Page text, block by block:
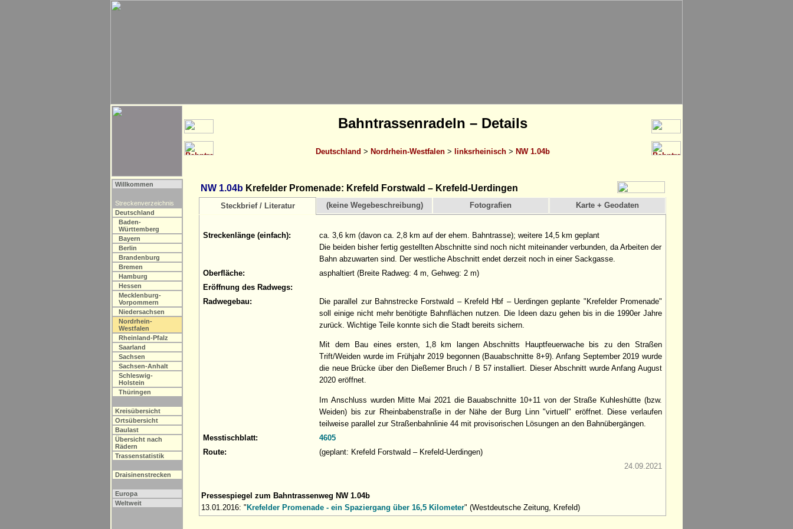
Bahntrassenradeln – Details
Deutschland > Nordrhein-Westfalen> linksrheinisch> NW 1.04b
Willkommen
Streckenverzeichnis
Deutschland
Baden-
Württemberg
Bayern
Berlin
Brandenburg
Bremen
Hamburg
Hessen
Mecklenburg-
Vorpommern
Niedersachsen
Nordrhein-
Westfalen
Rheinland-Pfalz
Saarland
Sachsen
Sachsen-Anhalt
Schleswig-
Holstein
Thüringen
Kreisübersicht
Ortsübersicht
Baulast
Übersicht nach
Rädern
Trassenstatistik
Draisinenstrecken
Europa
Weltweit
NW 1.04b Krefelder Promenade: Krefeld Forstwald – Krefeld-Uerdingen
Steckbrief / Literatur (keine Wegebeschreibung) Fotografien Karte + Geodaten
Streckenlänge (einfach):
ca. 3,6 km (davon ca. 2,8 km auf der ehem. Bahntrasse); weitere 14,5 km geplant
Die beiden bisher fertig gestellten Abschnitte sind noch nicht miteinander verbunden, da Arbeiten der
Bahn abzuwarten sind. Der westliche Abschnitt endet derzeit noch in einer Sackgasse.
Oberfläche:
asphaltiert (Breite Radweg: 4 m, Gehweg: 2 m)
Eröffnung des Radwegs:
Radwegebau:
Die parallel zur Bahnstrecke Forstwald – Krefeld Hbf – Uerdingen geplante "Krefelder Promenade"
soll einige nicht mehr benötigte Bahnflächen nutzen. Die Ideen dazu gehen bis in die 1990er Jahre
zurück. Wichtige Teile konnte sich die Stadt bereits sichern.
Mit dem Bau eines ersten, 1,8 km langen Abschnitts Hauptfeuerwache bis zu den Straßen
Trift/Weiden wurde im Frühjahr 2019 begonnen (Bauabschnitte 8+9). Anfang September 2019 wurde
die neue Brücke über den Dießemer Bruch / B 57 installiert. Dieser Abschnitt wurde Anfang August
2020 eröffnet.
Im Anschluss wurden Mitte Mai 2021 die Bauabschnitte 10+11 von der Straße Kuhleshütte (bzw.
Weiden) bis zur Rheinbabenstraße in der Nähe der Burg Linn "virtuell" eröffnet. Diese verlaufen
teilweise parallel zur Straßenbahnlinie 44 mit provisorischen Lösungen an den Bahnübergängen.
Messtischblatt:
4605
Route:
(geplant: Krefeld Forstwald – Krefeld-Uerdingen)
24.09.2021
Pressespiegel zum Bahntrassenweg NW 1.04b
13.01.2016: "Krefelder Promenade - ein Spaziergang über 16,5 Kilometer" (Westdeutsche Zeitung, Krefeld)